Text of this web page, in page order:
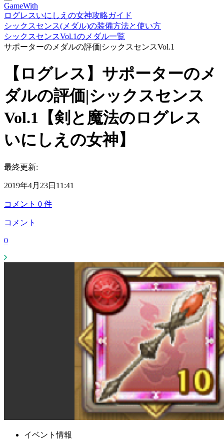
GameWith
ログレスいにしえの女神攻略ガイド
シックスセンス(メダル)の装備方法と使い方
シックスセンスVol.1のメダル一覧
サポーターのメダルの評価|シックスセンスVol.1
【ログレス】サポーターのメ
ダルの評価|シックスセンス
Vol.1【剣と魔法のログレス
いにしえの女神】
最終更新:
2019年4月23日11:41
コメント 0 件
コメント
0
イベント情報